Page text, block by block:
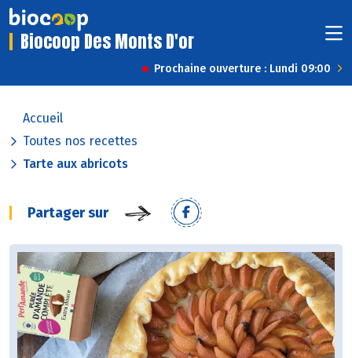
Biocoop Des Monts D'or
Prochaine ouverture : Lundi 09:00
Accueil
Toutes nos recettes
Tarte aux abricots
Partager sur